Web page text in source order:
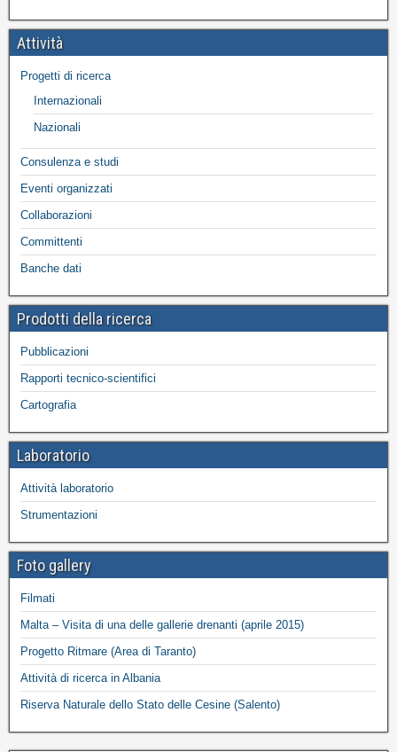
Attività
Progetti di ricerca
Internazionali
Nazionali
Consulenza e studi
Eventi organizzati
Collaborazioni
Committenti
Banche dati
Prodotti della ricerca
Pubblicazioni
Rapporti tecnico-scientifici
Cartografia
Laboratorio
Attività laboratorio
Strumentazioni
Foto gallery
Filmati
Malta – Visita di una delle gallerie drenanti (aprile 2015)
Progetto Ritmare (Area di Taranto)
Attività di ricerca in Albania
Riserva Naturale dello Stato delle Cesine (Salento)